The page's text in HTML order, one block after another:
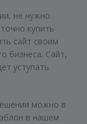
не нужно
купить
сайт своим
бизнеса. Сайт,
уступать
можно в
в нашем